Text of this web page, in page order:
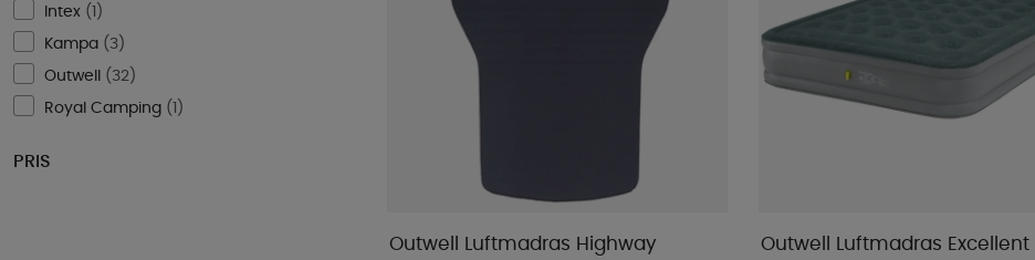
Intex (1 )
Kampa ( 3)
Outwell ( 32)
Royal Camping ( )
PRIS
Outwell Luftmadras Highway
Outwell Luftmadras Excellent